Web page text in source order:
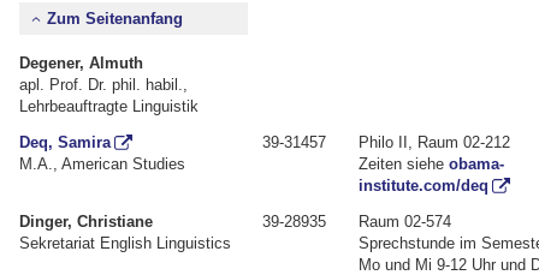
Zum Seitenanfang
Degener, Almuth
apl. Prof. Dr. phil. habil.,
Lehrbeauftragte Linguistik
Deq, Samira
M.A., American Studies
39-31457
Philo II, Raum 02-212
Zeiten siehe obama-
institute.com/deq
Dinger, Christiane
Sekretariat English Linguistics
39-28935
Raum 02-574
Sprechstunde im
Mo und Mi 9-12 Uhr und